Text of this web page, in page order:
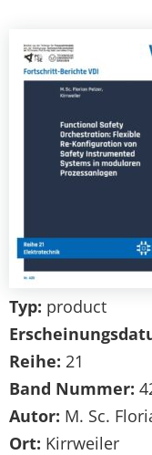
Typ: product
Reihe: 21
Band Nummer:
Autor: M. Sc.
Ort: Kirrweiler